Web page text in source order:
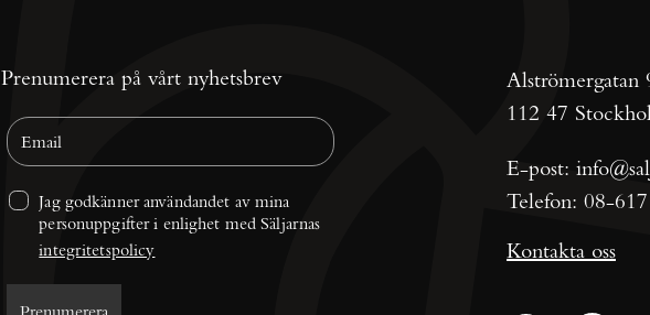
Prenumerera på vårt nyhetsbrev
Jag godkänner användandet av mina
integritetspolicy
Alströmergatan
112 47
E-post:
Telefon: 08-
Kontakta oss